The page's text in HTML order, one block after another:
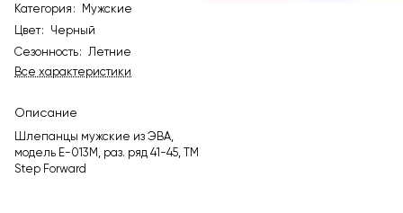
Категория :
Мужские
Цвет:
Черный
Сезонность:
Летние
Все характеристики
Описание
Шлепанцы мужские из ЭВА,
модель E-013M, раз. ряд 41-45, ТМ
Step Forward